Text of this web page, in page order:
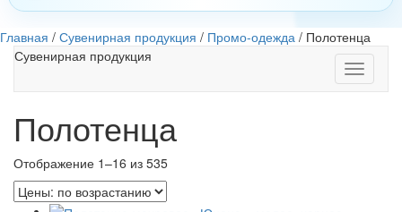
Главная / Сувенирная продукция / Промо-одежда / Полотенца
Toggle
Сувенирная продукция
Полотенца
Отображение 1–16 из 535